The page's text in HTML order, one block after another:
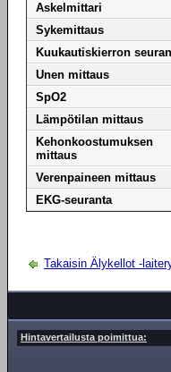
Askelmittari
Sykemittaus
Kuukautiskierron
Unen mittaus
SpO2
Lämpötilan mittaus
Kehonkoostumuksen
mittaus
Verenpaineen mittaus
EKG-seuranta
Takaisin Älykellot -
Hintavertailusta poimittua: